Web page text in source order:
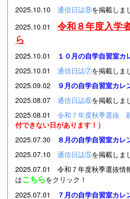
2025.10.10 通信日誌⑧を掲載しま
2025.10.01 令和８年度入学
ら
2025.10.01
１０月の自学自習室カ
2025.10.01 通信日誌⑦を掲載しま
2025.09.02
９月の自学自習室カレ
2025.08.07 通信日誌⑥を掲載しま
2025.08.01 令和７年度秋季選抜
付できない日があります！）
2025.07.30
８月の自学自習室カレ
2025.07.10 通信日誌⑤を掲載しま
2025.07.01 令和７年度秋季選抜情
はこちらをクリック！
2025.07.01
７月の自学自習室カレ